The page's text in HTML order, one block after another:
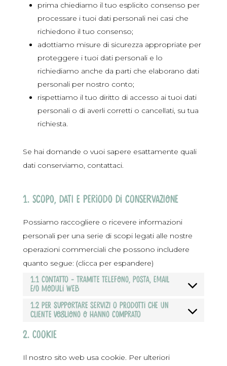
prima chiediamo il tuo esplicito consenso per
processare i tuoi dati personali nei casi che
richiedono il tuo consenso;
adottiamo misure di sicurezza appropriate per
proteggere i tuoi dati personali e lo
richiediamo anche da parti che elaborano dati
personali per nostro conto;
rispettiamo il tuo diritto di accesso ai tuoi dati
personali o di averli corretti o cancellati, su tua
richiesta.
Se hai domande o vuoi sapere esattamente quali
dati conserviamo, contattaci.
1. Scopo, dati e periodo di conservazione
Possiamo raccogliere o ricevere informazioni
personali per una serie di scopi legati alle nostre
operazioni commerciali che possono includere
quanto segue: (clicca per espandere)
1.1 Contatto - Tramite telefono, posta, email
e/o moduli web
1.2 Per supportare servizi o prodotti che un
cliente vogliono o hanno comprato
2. Cookie
Il nostro sito web usa cookie. Per ulteriori